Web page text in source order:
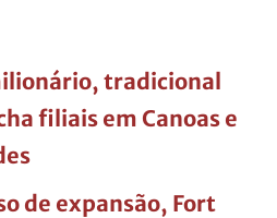
tradicional
filiais em Canoas e
de expansão, Fort